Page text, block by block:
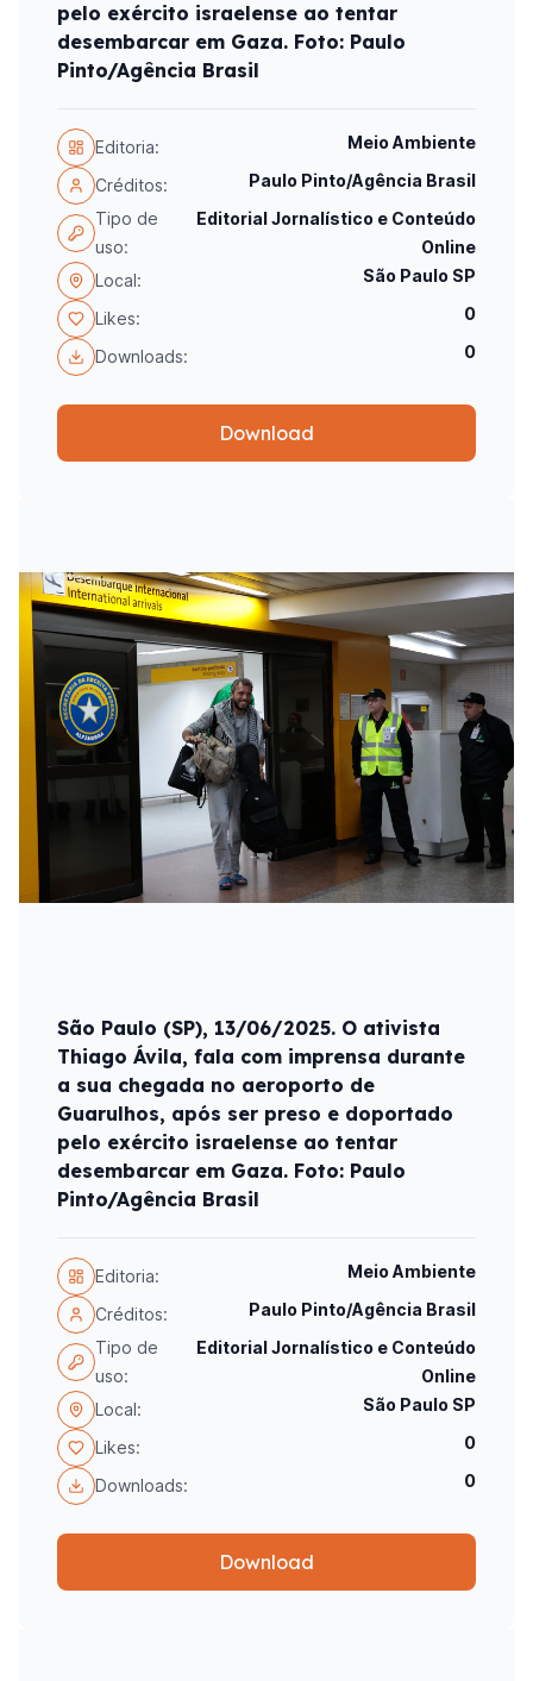
pelo exército israelense ao tentar
desembarcar em Gaza. Foto: Paulo
Pinto/Agência Brasil
Editoria: Meio Ambiente
Créditos:
Paulo Pinto/Agência Brasil
Tipo de
uso:
Editorial Jornalístico e Conteúdo
Online
Local:
São Paulo SP
Likes: 0
Downloads: 0
Download
São Paulo (SP), 13/06/2025. O ativista
Thiago Ávila, fala com imprensa durante
a sua chegada no aeroporto de
Guarulhos, após ser preso e doportado
pelo exército israelense ao tentar
desembarcar em Gaza. Foto: Paulo
Pinto/Agência Brasil
Editoria: Meio Ambiente
Créditos:
Paulo Pinto/Agência Brasil
Tipo de
uso:
Editorial Jornalístico e Conteúdo
Online
Local:
São Paulo SP
Likes: 0
Downloads: 0
Download